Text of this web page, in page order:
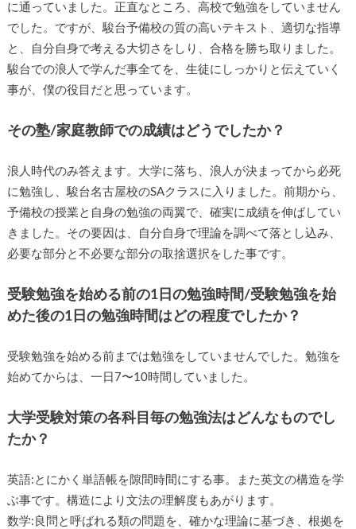
に通っていました。正直なところ、高校で勉強をしていません
でした。ですが、駿台予備校の質の高いテキスト、適切な指導
と、自分自身で考える大切さをしり、合格を勝ち取りました。
駿台での浪人で学んだ事全てを、生徒にしっかりと伝えていく
事が、僕の役目だと思っています。
その塾/家庭教師での成績はどうでしたか？
浪人時代のみ答えます。大学に落ち、浪人が決まってから必死
に勉強し、駿台名古屋校のSAクラスに入りました。前期から、
予備校の授業と自身の勉強の両翼で、確実に成績を伸ばしてい
きました。その要因は、自分自身で理論を調べて落とし込み、
必要な部分と不必要な部分の取捨選択をした事です。
受験勉強を始める前の1日の勉強時間/受験勉強を始
めた後の1日の勉強時間はどの程度でしたか？
受験勉強を始める前までは勉強をしていませんでした。勉強を
始めてからは、一日7〜10時間していました。
大学受験対策の各科目毎の勉強法はどんなものでし
たか？
英語:とにかく単語帳を隙間時間にする事。また英文の構造を学
ぶ事です。構造により文法の理解度もあがります。
数学:良問と呼ばれる類の問題を、確かな理論に基づき、根拠を